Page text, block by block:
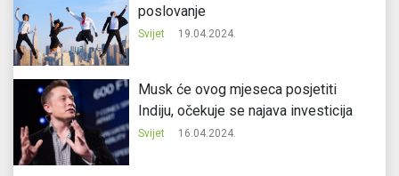
poslovanje
Svijet 19.04.2024.
Musk će ovog mjeseca posjetiti
Indiju, očekuje se najava investicija
Svijet 16.04.2024.